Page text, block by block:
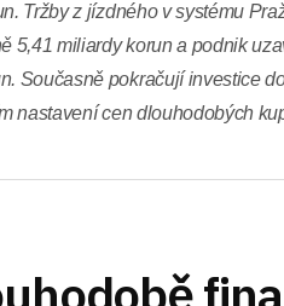
Tržby z jízdného v systému
5,41 miliardy korun a podnik
Současně pokračují investice
nastavení cen dlouhodobých